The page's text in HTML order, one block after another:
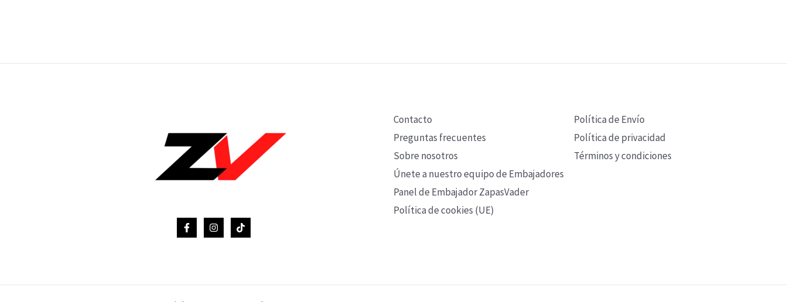
Contacto
Preguntas frecuentes
Sobre nosotros
Únete a nuestro equipo de Embajadores
Panel de Embajador ZapasVader
Política de cookies (UE)
Política de Envío
Política de privacidad
Términos y condiciones